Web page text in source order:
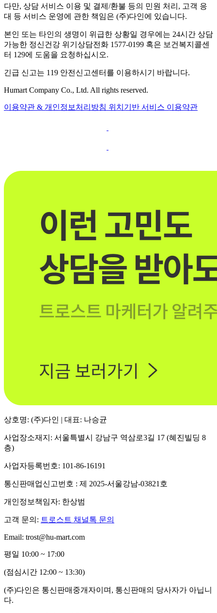
다만, 상담 서비스 이용 및 결제/환불 등의 민원 처리, 고객 응
대 등 서비스 운영에 관한 책임은 (주)다인에 있습니다.
본인 또는 타인의 생명이 위급한 상황일 경우에는 24시간 상담
가능한 정신건강 위기상담전화 1577-0199 혹은 보건복지콜센
터 129에 도움을 요청하십시오.
긴급 신고는 119 안전신고센터를 이용하시기 바랍니다.
Humart Company Co., Ltd. All rights reserved.
이용약관 & 개인정보처리방침 위치기반 서비스 이용약관
상호명: (주)다인 | 대표: 나승균
사업장소재지: 서울특별시 강남구 역삼로3길 17 (혜진빌딩 8
층)
사업자등록번호: 101-86-16191
통신판매업신고번호 : 제 2025-서울강남-03821호
개인정보책임자: 한상범
고객 문의: 트로스트 채널톡 문의
Email: trost@hu-mart.com
평일 10:00 ~ 17:00
(점심시간 12:00 ~ 13:30)
(주)다인은 통신판매중개자이며, 통신판매의 당사자가 아닙니
다.